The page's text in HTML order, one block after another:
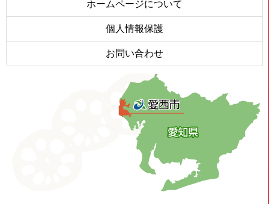
ホームページについて
個人情報保護
お問い合わせ